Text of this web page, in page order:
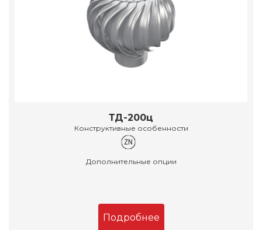
ТД-200ц
Конструктивные особенности
Дополнительные опции
Подробнее